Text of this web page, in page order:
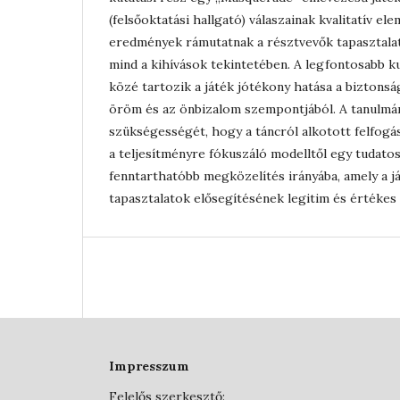
(felsőoktatási hallgató) válaszainak kvalitatív
eredmények rámutatnak a résztvevők
mind a kihívások tekintetében. A legfontosabb
közé tartozik a játék jótékony hatása a
öröm és az önbizalom szempontjából. A
szükségességét, hogy a táncról alkotott
a teljesítményre fókuszáló modelltől egy
fenntarthatóbb megközelítés irányába, amely a
tapasztalatok elősegítésének legitim és
Impresszum
Felelős szerkesztő: